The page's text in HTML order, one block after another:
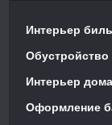
Интерьер
Обустройство
Интерьер
Оформление